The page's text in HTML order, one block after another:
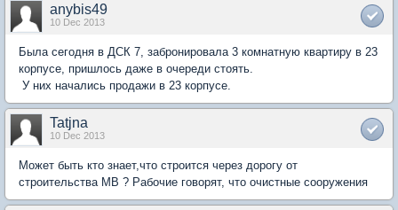
anybis49
10 Dec 2013
Была сегодня в ДСК 7, забронировала 3 комнатную квартиру в 23
корпусе, пришлось даже в очереди стоять.
У них начались продажи в 23 корпусе.
Tatjna
10 Dec 2013
Может быть кто знает,что строится через дорогу от
строительства МВ ? Рабочие говорят, что очистные сооружения